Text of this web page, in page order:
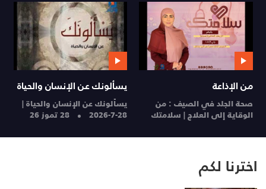
من الإذاعة
صحة الجلد في الصيف : من
الوقاية إلى العلاج | سلامتك
يسألونك عن الإنسان والحياة
يسألونك عن الإنسان والحياة |
28-7-2026 28 تموز 26
اخترنا لكم